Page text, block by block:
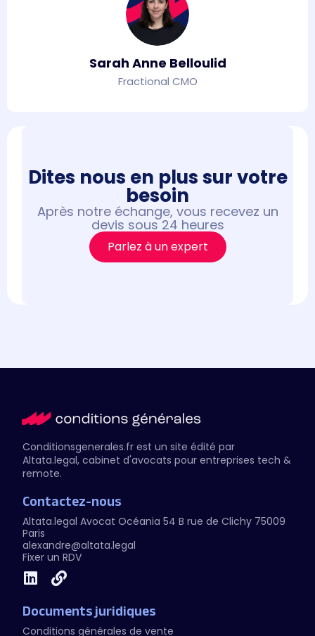
Sarah Anne Belloulid
Fractional CMO
Dites nous en plus sur votre
besoin​
Après notre échange, vous recevez un
devis sous 24 heures
Parlez à un expert
Conditionsgenerales.fr est un site édité par
Altata.legal, cabinet d'avocats pour entreprises tech &
remote.
Contactez-nous
Altata.legal Avocat Océania 54 B rue de Clichy 75009
Paris
alexandre@altata.legal
Fixer un RDV
Documents juridiques
Conditions générales de vente